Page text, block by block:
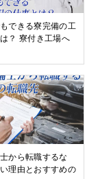
できる寮完備の工
？ 寮付き工場へ
から転職するな
理由とおすすめの